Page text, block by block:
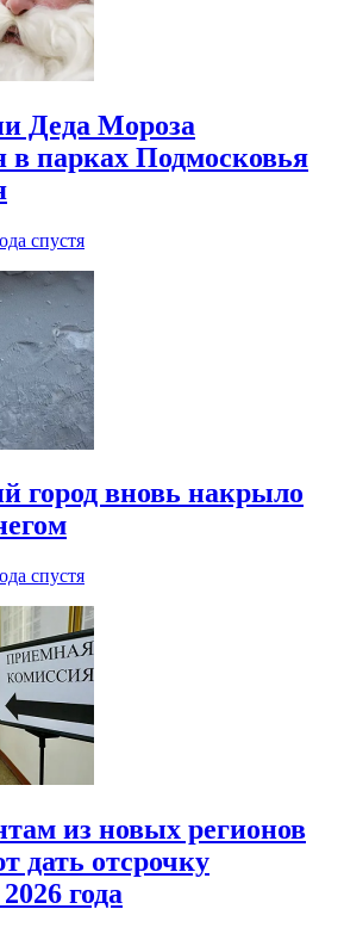
Деда Мороза
в парках Подмосковья
спустя
город вновь накрыло
спустя
из новых регионов
дать отсрочку
года